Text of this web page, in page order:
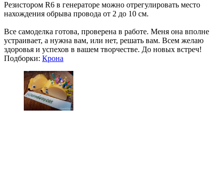
Резистором R6 в генераторе можно отрегулировать место
нахождения обрыва провода от 2 до 10 см.
Все самоделка готова, проверена в работе. Меня она вполне
устраивает, а нужна вам, или нет, решать вам. Всем желаю
здоровья и успехов в вашем творчестве. До новых встреч!
Подборки: Крона